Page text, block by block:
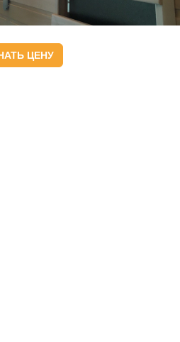
ЦЕНУ